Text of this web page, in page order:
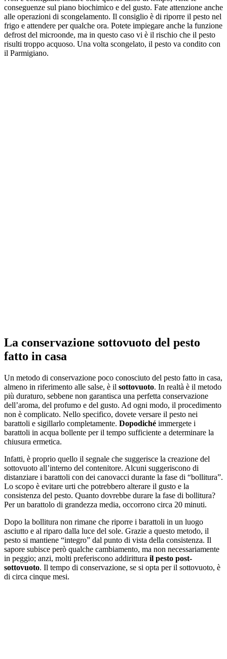
conseguenze sul piano biochimico e del gusto. Fate attenzione anche
alle operazioni di scongelamento. Il consiglio è di riporre il pesto nel
frigo e attendere per qualche ora. Potete impiegare anche la funzione
defrost del microonde, ma in questo caso vi è il rischio che il pesto
risulti troppo acquoso. Una volta scongelato, il pesto va condito con
il Parmigiano.
La conservazione sottovuoto del pesto
fatto in casa
Un metodo di conservazione poco conosciuto del pesto fatto in casa,
almeno in riferimento alle salse, è il sottovuoto. In realtà è il metodo
più duraturo, sebbene non garantisca una perfetta conservazione
dell’aroma, del profumo e del gusto. Ad ogni modo, il procedimento
non è complicato. Nello specifico, dovete versare il pesto nei
barattoli e sigillarlo completamente. Dopodiché immergete i
barattoli in acqua bollente per il tempo sufficiente a determinare la
chiusura ermetica.
Infatti, è proprio quello il segnale che suggerisce la creazione del
sottovuoto all’interno del contenitore. Alcuni suggeriscono di
distanziare i barattoli con dei canovacci durante la fase di “bollitura”.
Lo scopo è evitare urti che potrebbero alterare il gusto e la
consistenza del pesto. Quanto dovrebbe durare la fase di bollitura?
Per un barattolo di grandezza media, occorrono circa 20 minuti.
Dopo la bollitura non rimane che riporre i barattoli in un luogo
asciutto e al riparo dalla luce del sole. Grazie a questo metodo, il
pesto si mantiene “integro” dal punto di vista della consistenza. Il
sapore subisce però qualche cambiamento, ma non necessariamente
in peggio; anzi, molti preferiscono addirittura il pesto post-
sottovuoto. Il tempo di conservazione, se si opta per il sottovuoto, è
di circa cinque mesi.